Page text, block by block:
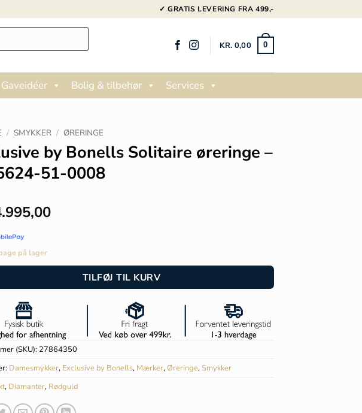
✓ GRATIS LEVERING FRA 499,-
KR. 0,00 0
Gaveidéer Bolig & tilbehør Services
/ SMYKKER / ØRERINGE
by Bonells Solitaire øreringe –
51-0008
på lager
TILFØJ TIL KURV
(SKU): 27864350
Damesmykker, Exclusive by Bonells, Mærker,Øreringe, Smykker
, Diamanter, Rødguld